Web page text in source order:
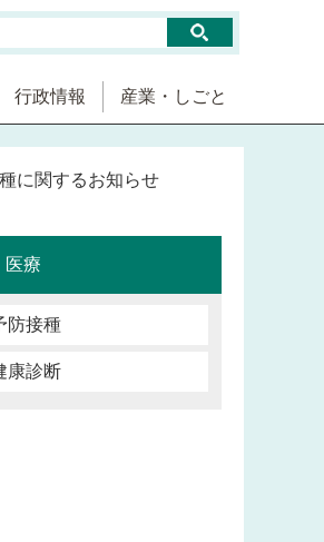
行政情報 産業・しごと
に関するお知らせ
医療
防接種
康診断